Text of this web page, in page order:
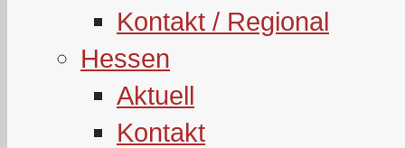
Kontakt / Regional
Hessen
Aktuell
Kontakt